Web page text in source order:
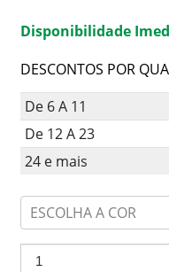
Disponibilidade
DESCONTOS POR
De 6 A 11
De 12 A 23
24 e mais
ESCOLHA A COR